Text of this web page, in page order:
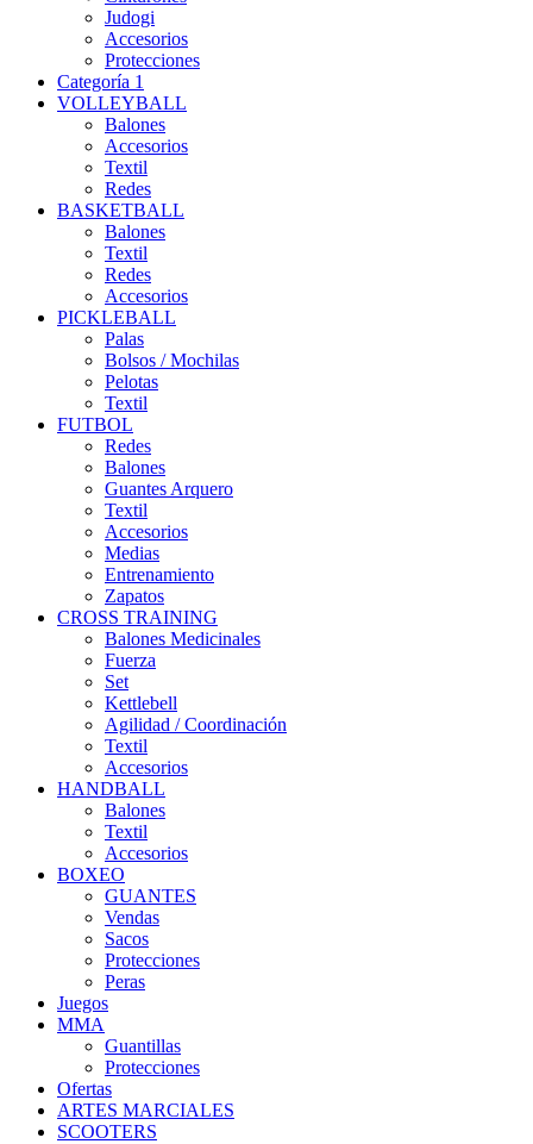
Judogi
Accesorios
Protecciones
Categoría 1
VOLLEYBALL
Balones
Accesorios
Textil
Redes
BASKETBALL
Balones
Textil
Redes
Accesorios
PICKLEBALL
Palas
Bolsos / Mochilas
Pelotas
Textil
FUTBOL
Redes
Balones
Guantes Arquero
Textil
Accesorios
Medias
Entrenamiento
Zapatos
CROSS TRAINING
Balones Medicinales
Fuerza
Set
Kettlebell
Agilidad / Coordinación
Textil
Accesorios
HANDBALL
Balones
Textil
Accesorios
BOXEO
GUANTES
Vendas
Sacos
Protecciones
Peras
Juegos
MMA
Guantillas
Protecciones
Ofertas
ARTES MARCIALES
SCOOTERS